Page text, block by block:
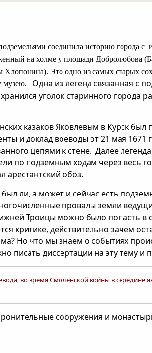
соединила историю города с
на холме у площади Добролюбова
Хлопонина). Это одно из самых старых
музею. Одна из легенд связанная с
уголок старинного
казаков Яковлевым в Курск
и доклад воеводы от 21 мая 1671
цепями к стене. Далее
по подземным ходам через весь
арестантский обоз.
ли, а может и сейчас есть
провалы земли
Троицы можно было попасть в
критике, действительно зачем
Но что мы знаем о событиях
писать диссертации на эту тему и
во время Смоленской войны в середине
сооружения и